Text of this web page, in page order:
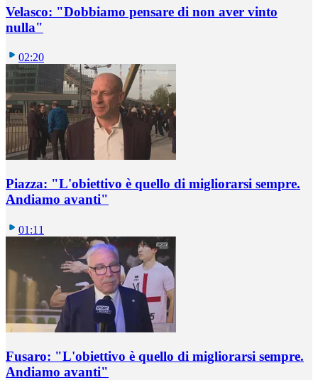
Velasco: "Dobbiamo pensare di non aver vinto
nulla"
02:20
Piazza: "L'obiettivo è quello di migliorarsi sempre.
Andiamo avanti"
01:11
Fusaro: "L'obiettivo è quello di migliorarsi sempre.
Andiamo avanti"